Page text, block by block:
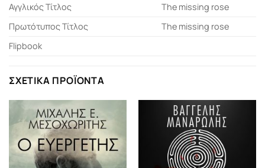
Αγγλικός Τίτλος
The missing rose
Πρωτότυπος Τίτλος
The missing rose
Flipbook
ΣΧΕΤΙΚΆ ΠΡΟΪΌΝΤΑ